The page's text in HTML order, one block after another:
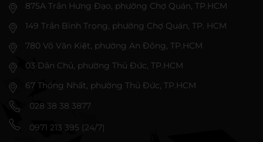
875A Trần Hưng Đạo, phường Chợ Quán, TP.HCM
149 Trần Bình Trọng, phường Chợ Quán, TP. HCM
780 Võ Văn Kiệt, phường An Đông, TP.HCM
03 Dân Chủ, phường Thủ Đức, TP.HCM
67 Thống Nhất, phường Thủ Đức, TP.HCM
028 38 38 3877
0971 213 395 (24/7)